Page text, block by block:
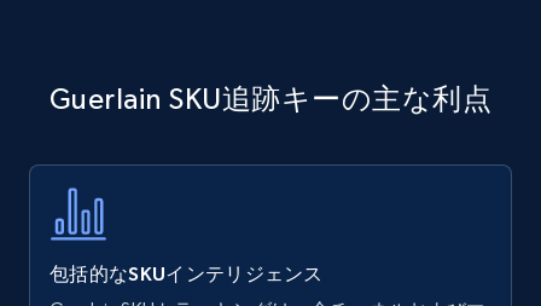
specific keywords
price, Currency, Availability, Reviews count, and
more.
Guerlain SKU追跡キーの主な利点
包括的なSKUインテリジェンス